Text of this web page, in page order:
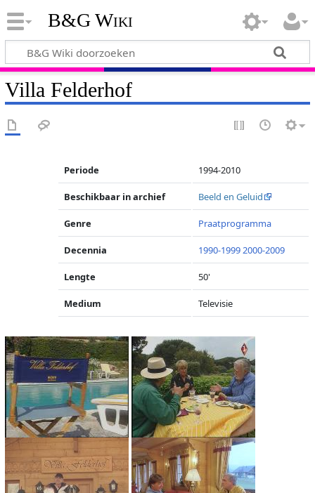
B&G Wiki
Villa Felderhof
Periode 1994-2010
Beschikbaar in archief Beeld en Geluid
Genre Praatprogramma
Decennia 1990-19992000-2009
Lengte 50'
Medium Televisie